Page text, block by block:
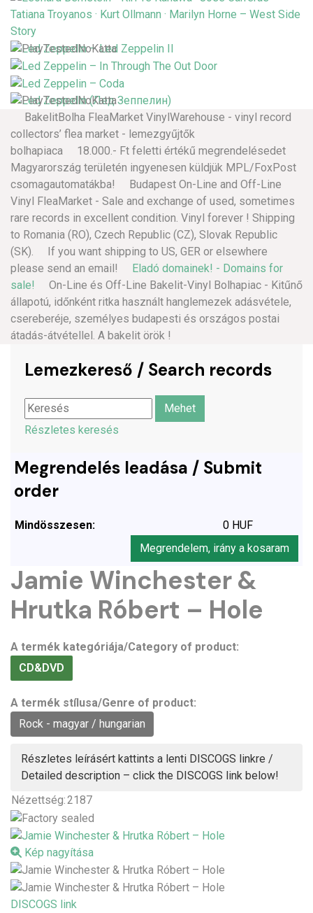
BakelitBolha FleaMarket VinylWarehouse - vinyl record
collectors’ flea market - lemezgyűjtők
bolhapiaca 18.000.- Ft feletti értékű megrendelésedet
Magyarország területén ingyenesen küldjük MPL/FoxPost
csomagautomatákba! Budapest On-Line and Off-Line
Vinyl FleaMarket - Sale and exchange of used, sometimes
rare records in excellent condition. Vinyl forever ! Shipping
to Romania (RO), Czech Republic (CZ), Slovak Republic
(SK). If you want shipping to US, GER or elsewhere
please send an email!
Eladó domainek! - Domains for
sale!
On-Line és Off-Line Bakelit-Vinyl Bolhapiac - Kitűnő
állapotú, időnként ritka használt hanglemezek adásvétele,
csereberéje, személyes budapesti és országos postai
átadás-átvétellel. A bakelit örök !
Lemezkereső / Search records
Részletes keresés
Megrendelés leadása / Submit
order
Mindösszesen:
0 HUF
Megrendelem, irány a kosaram
Jamie Winchester &
Hrutka Róbert – Hole
A termék kategóriája/Category of product:
CD&DVD
A termék stílusa/Genre of product:
Rock - magyar / hungarian
Részletes leírásért kattints a lenti DISCOGS linkre /
Detailed description – click the DISCOGS link below!
Nézettség:2187
Kép nagyítása
DISCOGS link